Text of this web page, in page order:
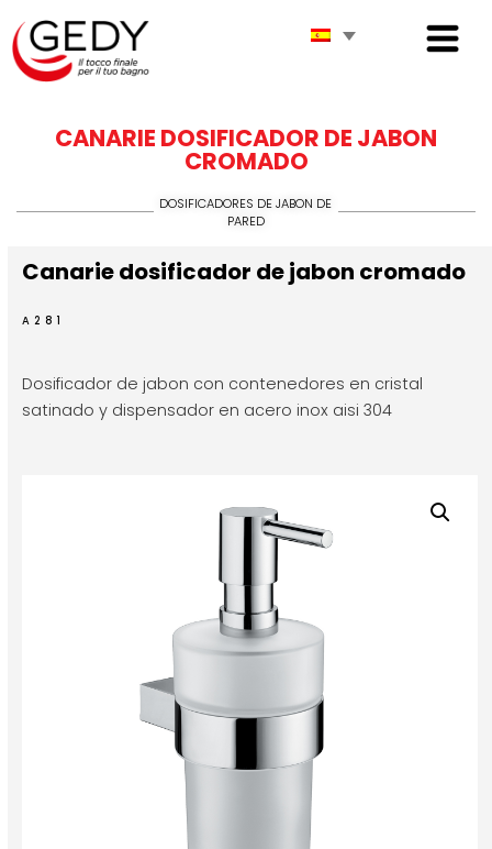
CANARIE DOSIFICADOR DE JABON
CROMADO
DOSIFICADORES DE JABON DE
PARED
Canarie dosificador de jabon cromado
A281
Dosificador de jabon con contenedores en cristal
satinado y dispensador en acero inox aisi 304